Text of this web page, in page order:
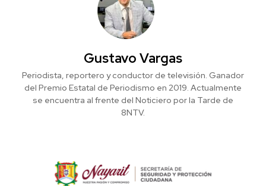
Gustavo Vargas
Periodista, reportero y conductor de televisión. Ganador
del Premio Estatal de Periodismo en 2019. Actualmente
se encuentra al frente del Noticiero por la Tarde de
8NTV.